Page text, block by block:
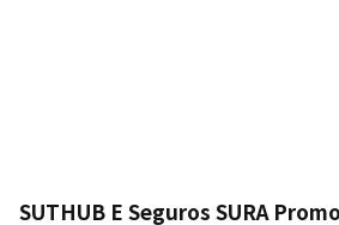
SUTHUB E Seguros SURA